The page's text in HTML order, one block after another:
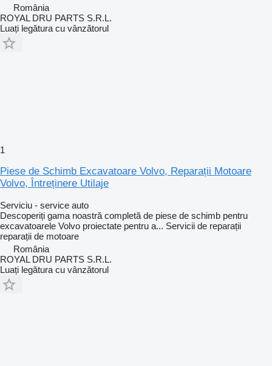
România
ROYAL DRU PARTS S.R.L.
Luați legătura cu vânzătorul
1
Piese de Schimb Excavatoare Volvo, Reparații Motoare
Volvo, Întreținere Utilaje
Serviciu - service auto
Descoperiți gama noastră completă de piese de schimb pentru
excavatoarele Volvo proiectate pentru a... Servicii de reparații
reparații de motoare
România
ROYAL DRU PARTS S.R.L.
Luați legătura cu vânzătorul